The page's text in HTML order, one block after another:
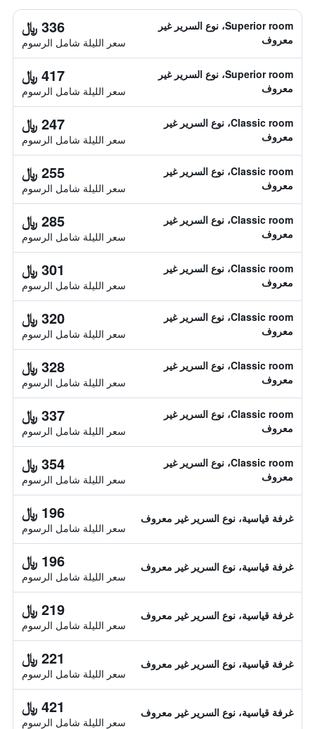
Superior room، نوع السرير غير
معروف
336 ﷼
سعر الليلة شامل الرسوم
Superior room، نوع السرير غير
معروف
417 ﷼
سعر الليلة شامل الرسوم
Classic room، نوع السرير غير
معروف
247 ﷼
سعر الليلة شامل الرسوم
Classic room، نوع السرير غير
معروف
255 ﷼
سعر الليلة شامل الرسوم
Classic room، نوع السرير غير
معروف
285 ﷼
سعر الليلة شامل الرسوم
Classic room، نوع السرير غير
معروف
301 ﷼
سعر الليلة شامل الرسوم
Classic room، نوع السرير غير
معروف
320 ﷼
سعر الليلة شامل الرسوم
Classic room، نوع السرير غير
معروف
328 ﷼
سعر الليلة شامل الرسوم
Classic room، نوع السرير غير
معروف
337 ﷼
سعر الليلة شامل الرسوم
Classic room، نوع السرير غير
معروف
354 ﷼
سعر الليلة شامل الرسوم
غرفة قياسية، نوع السرير غير معروف 196 ﷼
سعر الليلة شامل الرسوم
غرفة قياسية، نوع السرير غير معروف 196 ﷼
سعر الليلة شامل الرسوم
غرفة قياسية، نوع السرير غير معروف 219 ﷼
سعر الليلة شامل الرسوم
غرفة قياسية، نوع السرير غير معروف 221 ﷼
سعر الليلة شامل الرسوم
غرفة قياسية، نوع السرير غير معروف 421 ﷼
سعر الليلة شامل الرسوم